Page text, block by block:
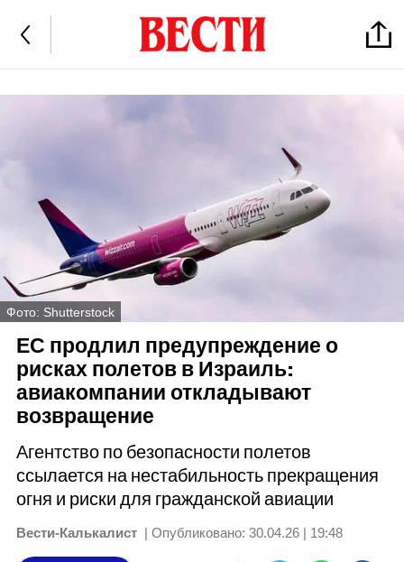
Фото: Shutterstock
ЕС продлил предупреждение о
рисках полетов в Израиль:
авиакомпании откладывают
возвращение
Агентство по безопасности полетов
ссылается на нестабильность прекращения
огня и риски для гражданской авиации
Вести-Калькалист | Опубликовано: 30.04.26 | 19:48